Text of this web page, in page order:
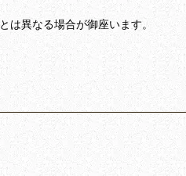
は異なる場合が御座います。